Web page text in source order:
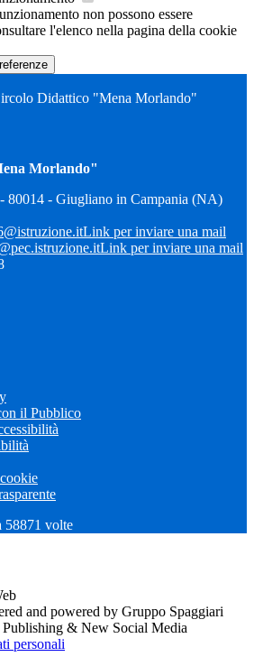
non possono essere
l'elenco nella pagina della cookie
Didattico "Mena Morlando"
Morlando"
80014 - Giugliano in Campania (NA)
Link per inviare una mail
Link per inviare una mail
il Pubblico
58871 volte
and powered by Gruppo Spaggiari
& New Social Media
personali